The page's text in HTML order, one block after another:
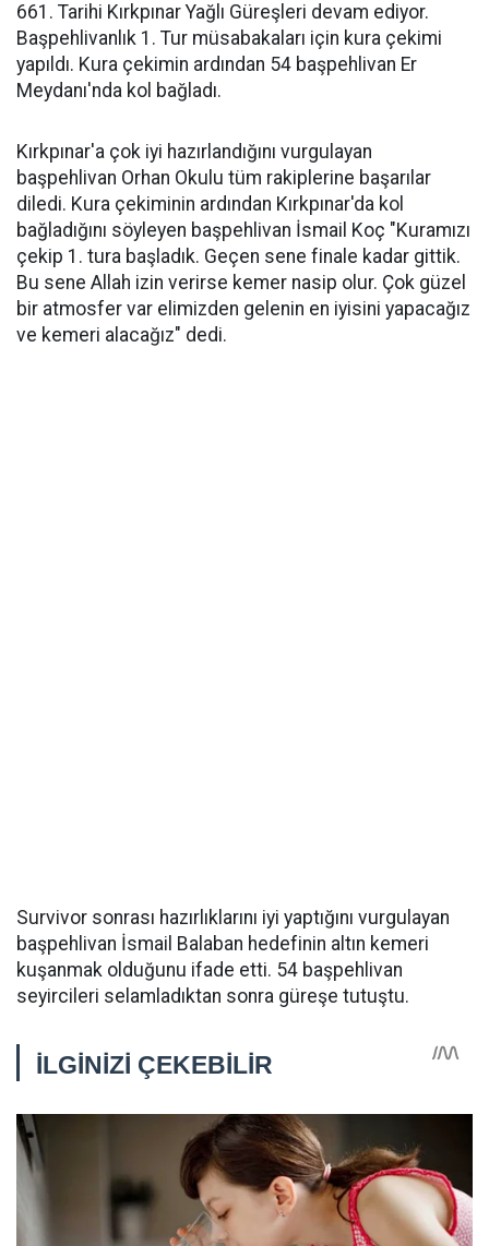
661. Tarihi Kırkpınar Yağlı Güreşleri devam ediyor.
Başpehlivanlık 1. Tur müsabakaları için kura çekimi
yapıldı. Kura çekimin ardından 54 başpehlivan Er
Meydanı'nda kol bağladı.
Kırkpınar'a çok iyi hazırlandığını vurgulayan
başpehlivan Orhan Okulu tüm rakiplerine başarılar
diledi. Kura çekiminin ardından Kırkpınar'da kol
bağladığını söyleyen başpehlivan İsmail Koç "Kuramızı
çekip 1. tura başladık. Geçen sene finale kadar gittik.
Bu sene Allah izin verirse kemer nasip olur. Çok güzel
bir atmosfer var elimizden gelenin en iyisini yapacağız
ve kemeri alacağız" dedi.
Survivor sonrası hazırlıklarını iyi yaptığını vurgulayan
başpehlivan İsmail Balaban hedefinin altın kemeri
kuşanmak olduğunu ifade etti. 54 başpehlivan
seyircileri selamladıktan sonra güreşe tutuştu.